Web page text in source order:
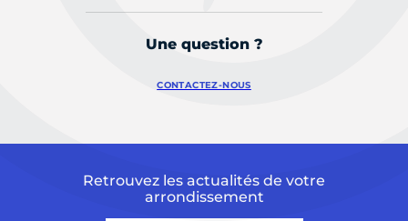
Une question ?
CONTACTEZ-NOUS
Retrouvez les actualités de votre
arrondissement